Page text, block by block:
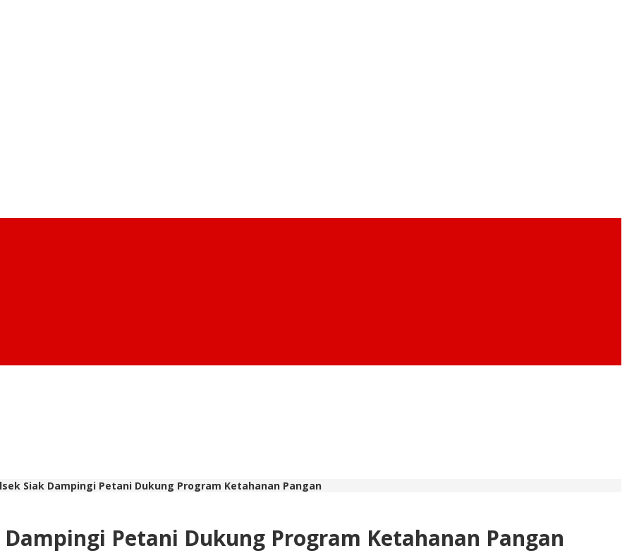
Siak Dampingi Petani Dukung Program Ketahanan Pangan
Petani Dukung Program Ketahanan Pangan